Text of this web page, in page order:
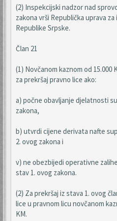
(2) Inspekcijski nadzor nad
zakona vrši Republička uprava
Republike Srpske.
Član 21
(1) Novčanom kaznom od 15.000
za prekršaj pravno lice ako:
a) počne obavljanje djelatnosti
zakona,
b) utvrdi cijene derivata nafte
2. ovog zakona i
v) ne obezbijedi operativne
stav 1. ovog zakona.
(2) Za prekršaj iz stava 1. ovog
lice u pravnom licu novčanom
KM.